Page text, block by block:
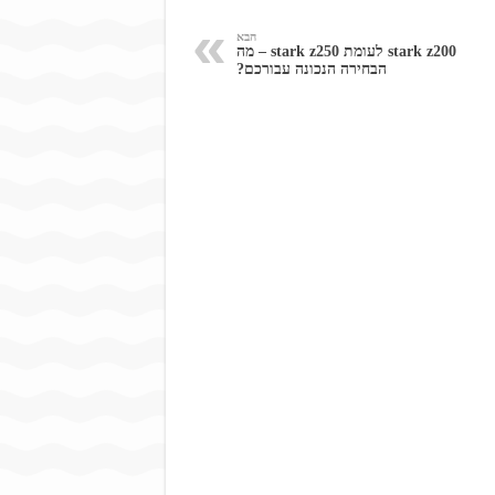
הבא
stark z200 לעומת stark z250 – מה
הבחירה הנכונה עבורכם?